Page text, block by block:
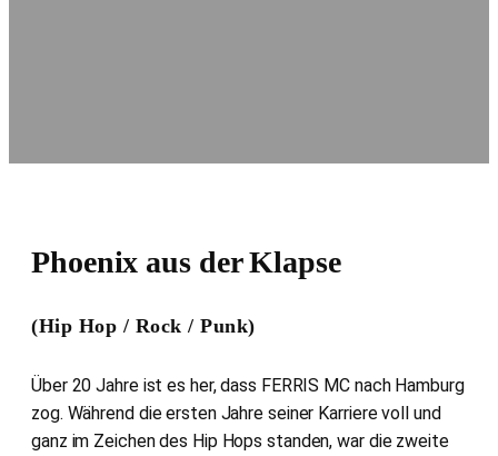
Phoenix aus der Klapse
(Hip Hop / Rock / Punk)
Über 20 Jahre ist es her, dass FERRIS MC nach Hamburg
zog. Während die ersten Jahre seiner Karriere voll und
ganz im Zeichen des Hip Hops standen, war die zweite